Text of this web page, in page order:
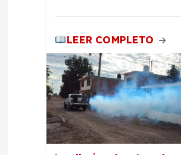
LEER COMPLETO